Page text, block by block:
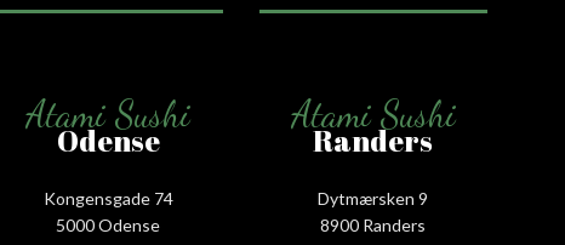
Atami Sushi
Odense
Kongensgade 74
5000 Odense
Atami Sushi
Randers
Dytmærsken 9
8900 Randers